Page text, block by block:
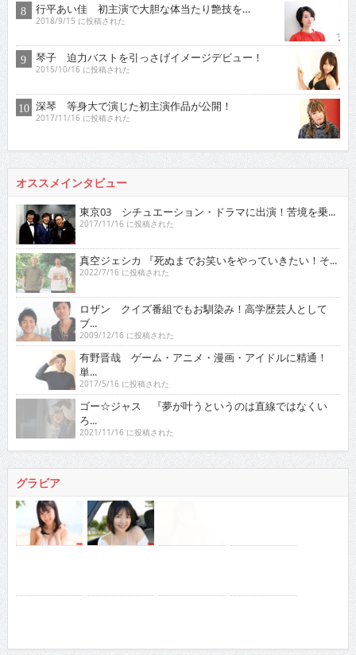
行平あい佳 初主演で大胆な体当たり艶技を…
2018/9/15 に投稿された
琴子 迫力バストを引っさげイメージデビュー！
2015/10/16 に投稿された
深琴 等身大で演じた初主演作品が公開！
2017/11/16 に投稿された
オススメインタビュー
東京03 シチュエーション・ドラマに出演！苦境を乗...
2017/11/16 に投稿された
真空ジェシカ 『死ぬまでお笑いをやっていきたい！そ...
2022/7/16 に投稿された
ロザン クイズ番組でもお馴染み！高学歴芸人として
ブ...
2009/12/16 に投稿された
有野晋哉 ゲーム・アニメ・漫画・アイドルに精通！
単...
2017/5/16 に投稿された
ゴー☆ジャス 『夢が叶うというのは直線ではなくい
ろ...
2021/11/16 に投稿された
グラビア